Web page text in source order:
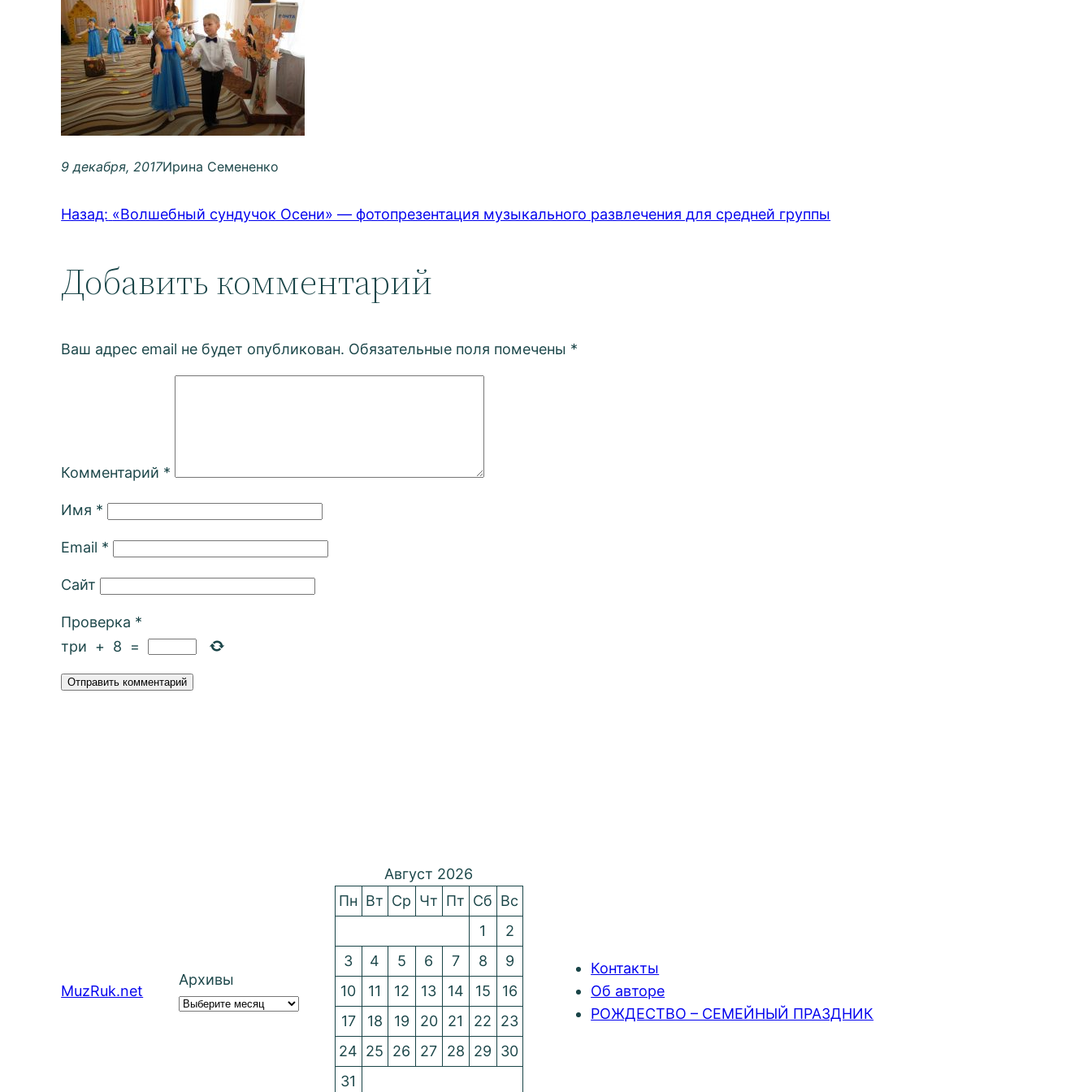
9 декабря, 2017Ирина Семененко
Назад: «Волшебный сундучок Осени» — фотопрезентация музыкального развлечения для средней группы
Добавить комментарий
Ваш адрес email не будет опубликован. Обязательные поля помечены *
Комментарий *
Имя *
Email *
Сайт
Проверка *
три + 8 =
MuzRuk.net
Архивы
Август 2026
Пн Вт Ср Чт Пт Сб Вс
1
2
3
4 5 6 7 8
9
10
11 12 13 14 15
16
17
18 19 20 21 22
23
24 25 26 27 28 29
30
31
Контакты
Об авторе
РОЖДЕСТВО – СЕМЕЙНЫЙ ПРАЗДНИК